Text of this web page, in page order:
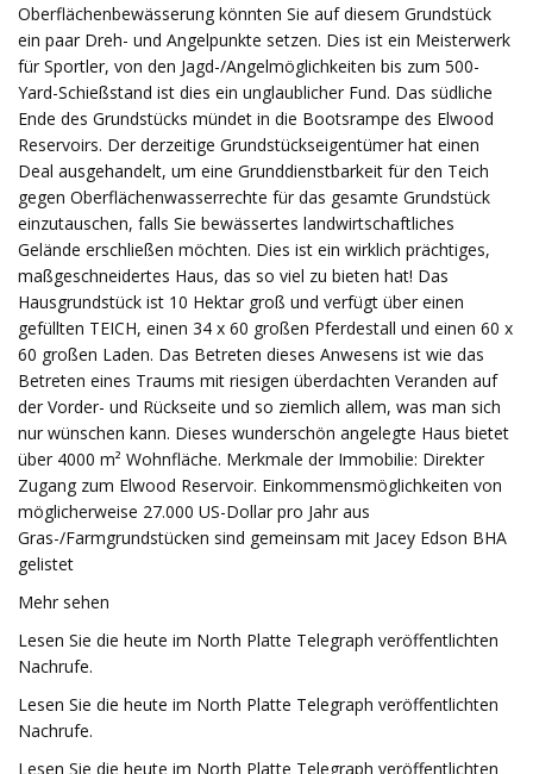
Oberflächenbewässerung könnten Sie auf diesem Grundstück
ein paar Dreh- und Angelpunkte setzen. Dies ist ein Meisterwerk
für Sportler, von den Jagd-/Angelmöglichkeiten bis zum 500-
Yard-Schießstand ist dies ein unglaublicher Fund. Das südliche
Ende des Grundstücks mündet in die Bootsrampe des Elwood
Reservoirs. Der derzeitige Grundstückseigentümer hat einen
Deal ausgehandelt, um eine Grunddienstbarkeit für den Teich
gegen Oberflächenwasserrechte für das gesamte Grundstück
einzutauschen, falls Sie bewässertes landwirtschaftliches
Gelände erschließen möchten. Dies ist ein wirklich prächtiges,
maßgeschneidertes Haus, das so viel zu bieten hat! Das
Hausgrundstück ist 10 Hektar groß und verfügt über einen
gefüllten TEICH, einen 34 x 60 großen Pferdestall und einen 60 x
60 großen Laden. Das Betreten dieses Anwesens ist wie das
Betreten eines Traums mit riesigen überdachten Veranden auf
der Vorder- und Rückseite und so ziemlich allem, was man sich
nur wünschen kann. Dieses wunderschön angelegte Haus bietet
über 4000 m² Wohnfläche. Merkmale der Immobilie: Direkter
Zugang zum Elwood Reservoir. Einkommensmöglichkeiten von
möglicherweise 27.000 US-Dollar pro Jahr aus
Gras-/Farmgrundstücken sind gemeinsam mit Jacey Edson BHA
gelistet
Mehr sehen
Lesen Sie die heute im North Platte Telegraph veröffentlichten
Nachrufe.
Lesen Sie die heute im North Platte Telegraph veröffentlichten
Nachrufe.
Lesen Sie die heute im North Platte Telegraph veröffentlichten